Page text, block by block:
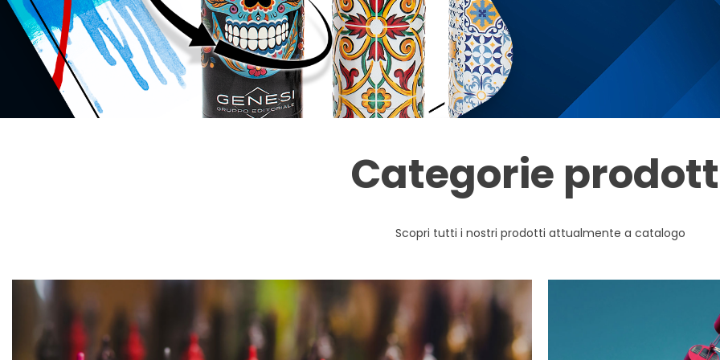
Categorie
Scopri tutti i nostri prodotti attualmente a catalogo